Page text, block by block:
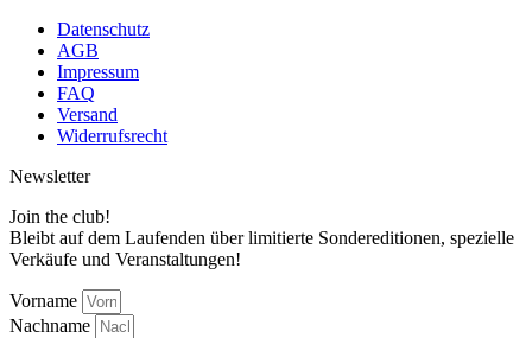
Datenschutz
AGB
Impressum
FAQ
Versand
Widerrufsrecht
Newsletter
Join the club!
Bleibt auf dem Laufenden über limitierte Sondereditionen, spezielle
Verkäufe und Veranstaltungen!
Vorname
Nachname